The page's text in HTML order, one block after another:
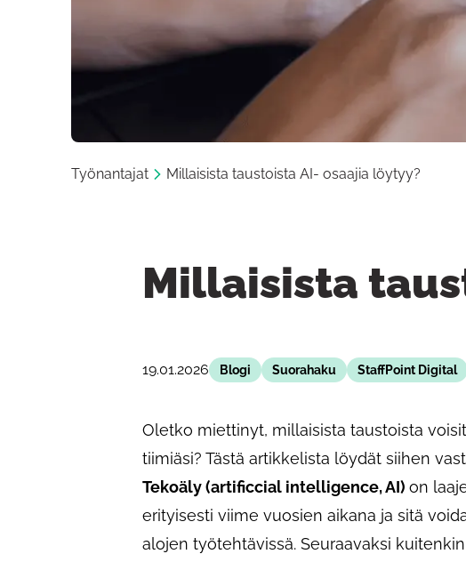
Työnantajat Millaisista taustoista AI- osaajia löytyy?
Millaisista
19.01.2026 Blogi Suorahaku StaffPoint Digital
Oletko miettinyt, millaisista taustoista
tiimiäsi? Tästä artikkelista löydät siihen
Tekoäly (artificcial intelligence, AI) on
erityisesti viime vuosien aikana ja sitä
alojen työtehtävissä. Seuraavaksi